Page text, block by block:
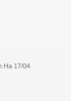
Ha 17/04